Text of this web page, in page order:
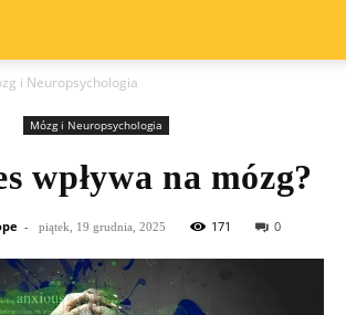
i Neuropsychologia
Mózg i Neuropsychologia
wpływa na mózg?
- piątek, 19 grudnia, 2025 171 0